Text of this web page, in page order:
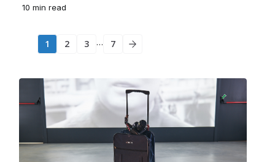
10 min read
1 2 3 … 7